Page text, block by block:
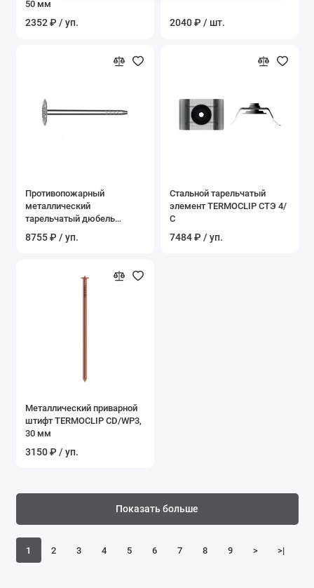
50 мм
2352 ₽ / уп. 2040 ₽ / шт.
Противопожарный
металлический
тарельчатый дюбель
8755 ₽ / уп.
Стальной тарельчатый
элемент TERMOCLIP СТЭ 4/
С
7484 ₽ / уп.
Металлический приварной
штифт TERMOCLIP CD/WP3,
30 мм
3150 ₽ / уп.
1 2 3 4 5 6 7 8 9 > >|
Показать больше